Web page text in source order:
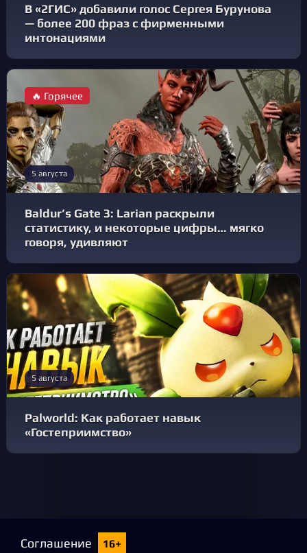
В «2ГИС» добавили голос Сергея Бурунова
— более 200 фраз с фирменными
интонациями
🔥 Горячее
5 августа
Baldur’s Gate 3: Larian раскрыли
статистику, и некоторые цифры… мягко
говоря, удивляют
5 августа
Palworld: Как работает навык
«Гостеприимство»
Соглашение 16+